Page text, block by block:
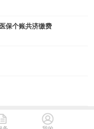
保个账共济缴费